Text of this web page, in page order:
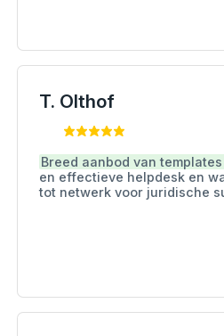
T. Olthof
Breed aanbod van
en effectieve helpdesk en
tot netwerk voor juridische